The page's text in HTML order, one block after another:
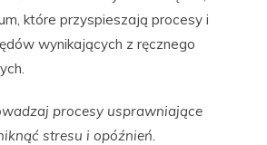
które przyspieszają procesy i
wynikających z ręcznego
procesy usprawniające
stresu i opóźnień.